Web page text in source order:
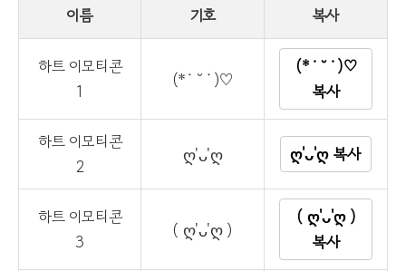
이름 기호 복사
하트 이모티콘
1
(*˙˘˙)♡
(*˙˘˙)♡
복사
하트 이모티콘
2
ღ'ᴗ'ღ ღ'ᴗ'ღ 복사
하트 이모티콘
3
( ღ'ᴗ'ღ )
( ღ'ᴗ'ღ )
복사